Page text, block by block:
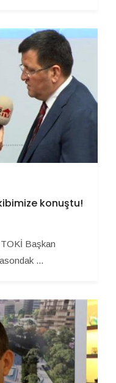
konuştu!
Başkan
...